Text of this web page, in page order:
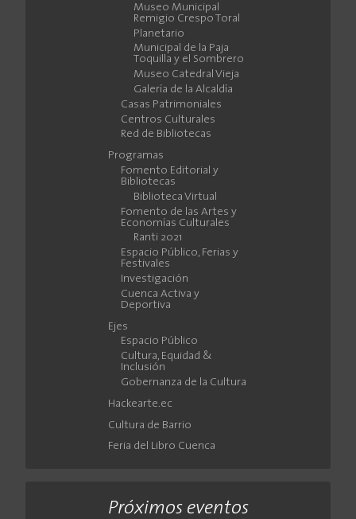
Museo Municipal
Remigio Crespo Toral
Planetario
Municipal de la Paja
Toquilla y el Sombrero
Museo Catedral Vieja
Galería de la Alcaldía
Casas Patrimoniales
Centros Culturales
Red de Bibliotecas
Programas
Fomento Editorial y
Bibliotecas
Biblioteca Virtual
Fomento de las Artes y
Economías Culturales
Ranti 2021
Espacio Público, Ferias y
Festivales
Investigación
Cuenca Activa y
Deportiva
Ejes
Espacio Público
Cultura, Equidad &
Inclusión
Gobernanza de la Cultura
Hackearte.ec
Cultura de Barrio
Feria del Libro Cuenca
Próximos eventos